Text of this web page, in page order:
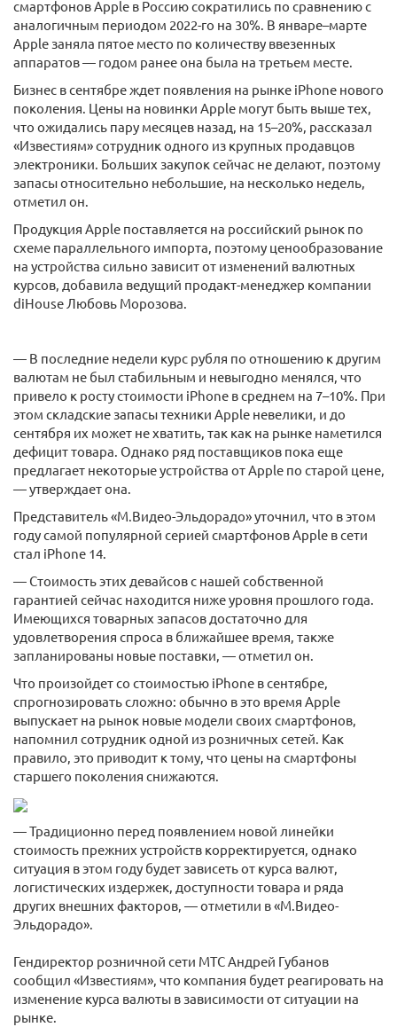
смартфонов Apple в Россию сократились по сравнению с
аналогичным периодом 2022-го на 30%. В январе–марте
Apple заняла пятое место по количеству ввезенных
аппаратов — годом ранее она была на третьем месте.
Бизнес в сентябре ждет появления на рынке iPhone нового
поколения. Цены на новинки Apple могут быть выше тех,
что ожидались пару месяцев назад, на 15–20%, рассказал
«Известиям» сотрудник одного из крупных продавцов
электроники. Больших закупок сейчас не делают, поэтому
запасы относительно небольшие, на несколько недель,
отметил он.
Продукция Apple поставляется на российский рынок по
схеме параллельного импорта, поэтому ценообразование
на устройства сильно зависит от изменений валютных
курсов, добавила ведущий продакт-менеджер компании
diHouse Любовь Морозова.
— В последние недели курс рубля по отношению к другим
валютам не был стабильным и невыгодно менялся, что
привело к росту стоимости iPhone в среднем на 7–10%. При
этом складские запасы техники Apple невелики, и до
сентября их может не хватить, так как на рынке наметился
дефицит товара. Однако ряд поставщиков пока еще
предлагает некоторые устройства от Apple по старой цене,
— утверждает она.
Представитель «М.Видео-Эльдорадо» уточнил, что в этом
году самой популярной серией смартфонов Apple в сети
стал iPhone 14.
— Стоимость этих девайсов с нашей собственной
гарантией сейчас находится ниже уровня прошлого года.
Имеющихся товарных запасов достаточно для
удовлетворения спроса в ближайшее время, также
запланированы новые поставки, — отметил он.
Что произойдет со стоимостью iPhone в сентябре,
спрогнозировать сложно: обычно в это время Apple
выпускает на рынок новые модели своих смартфонов,
напомнил сотрудник одной из розничных сетей. Как
правило, это приводит к тому, что цены на смартфоны
старшего поколения снижаются.
— Традиционно перед появлением новой линейки
стоимость прежних устройств корректируется, однако
ситуация в этом году будет зависеть от курса валют,
логистических издержек, доступности товара и ряда
других внешних факторов, — отметили в «М.Видео-
Эльдорадо».
Гендиректор розничной сети МТС Андрей Губанов
сообщил «Известиям», что компания будет реагировать на
изменение курса валюты в зависимости от ситуации на
рынке.